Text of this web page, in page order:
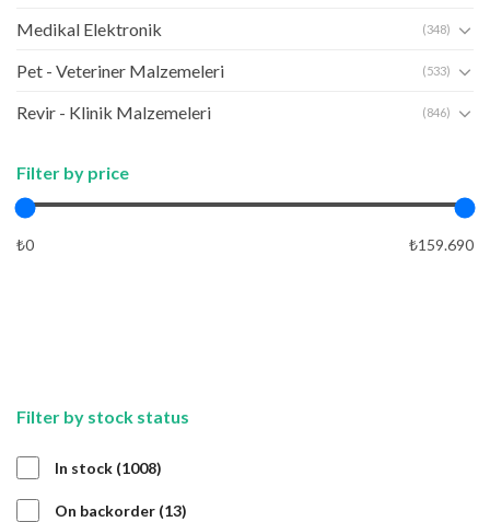
Medikal Elektronik (348)
Pet - Veteriner Malzemeleri (533)
Revir - Klinik Malzemeleri (846)
Filter by price
₺0 ₺159.690
Filter by stock status
In stock 10081008
On backorder 1313